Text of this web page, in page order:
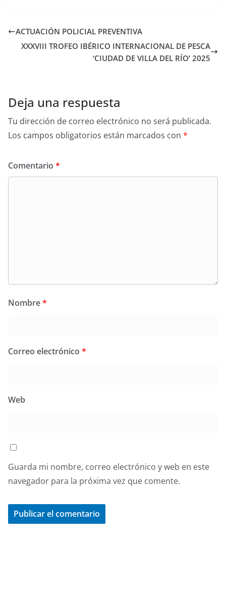
ACTUACIÓN POLICIAL PREVENTIVA
XXXVIII TROFEO IBÉRICO INTERNACIONAL DE PESCA
‘CIUDAD DE VILLA DEL RÍO’ 2025
Deja una respuesta
Tu dirección de correo electrónico no será publicada.
Los campos obligatorios están marcados con *
Comentario *
Nombre*
Correo electrónico *
Web
Guarda mi nombre, correo electrónico y web en este
navegador para la próxima vez que comente.